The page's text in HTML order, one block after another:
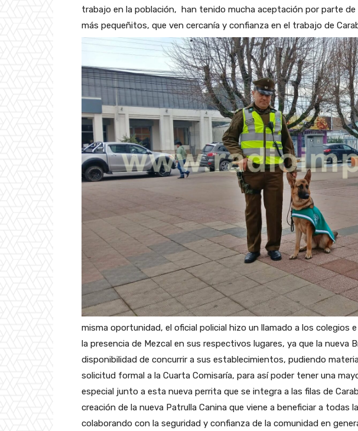
trabajo en la población, han tenido mucha aceptación por parte
más pequeñitos, que ven cercanía y confianza en el trabajo de
misma oportunidad, el oficial policial hizo un llamado a los colegios
la presencia de Mezcal en sus respectivos lugares, ya que la nueva
disponibilidad de concurrir a sus establecimientos, pudiendo
solicitud formal a la Cuarta Comisaría, para así poder tener una
especial junto a esta nueva perrita que se integra a las filas de
creación de la nueva Patrulla Canina que viene a beneficiar a todas
colaborando con la seguridad y confianza de la comunidad en